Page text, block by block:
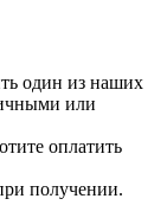
один из наших
или
оплатить
получении.